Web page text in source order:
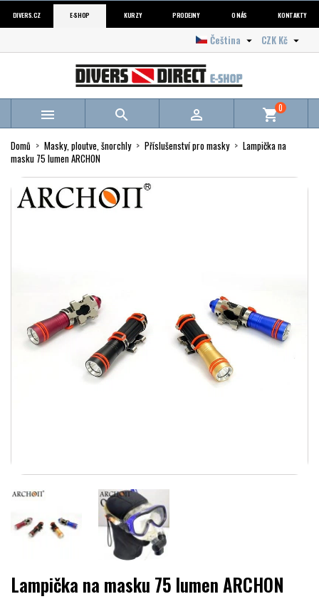
DIVERS.CZ E-SHOP KURZY PRODEJNY O NÁS KONTAKTY
CZK Kč 
Čeština 
   shopping_cart0
Domů Masky, ploutve, šnorchly Příslušenství pro masky
Lampička na
masku 75 lumen ARCHON
Lampička na masku 75 lumen ARCHON